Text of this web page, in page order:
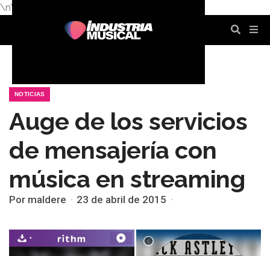
\n\n
NOTICIAS
Auge de los servicios
de mensajería con
música en streaming
Por maldere 23 de abril de 2015